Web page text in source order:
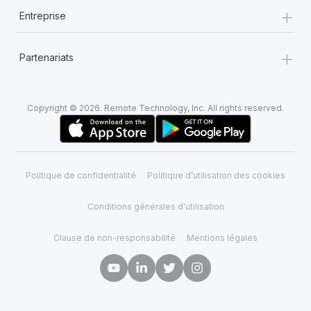
En savoir plus
Entreprise +
Partenariats +
Copyright © 2026. Remote Technology, Inc. All rights reserved.
Politique de confidentialité Politique d’utilisation des cookies
Conditions générales d'utilisation
Clause de non-responsabilité Mentions légales